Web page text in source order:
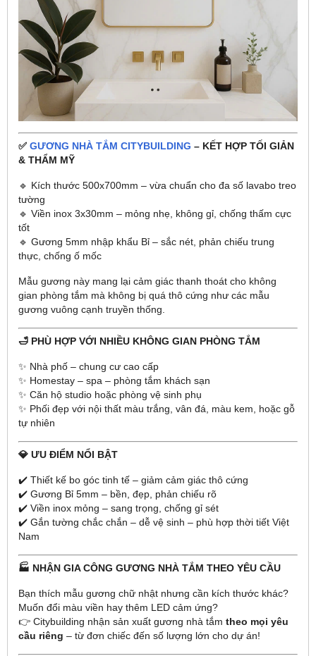
✅ GƯƠNG NHÀ TẮM CITYBUILDING – KẾT HỢP TỐI GIẢN
& THẨM MỸ
🔹 Kích thước 500x700mm – vừa chuẩn cho đa số lavabo treo
tường
🔹 Viền inox 3x30mm – mỏng nhẹ, không gỉ, chống thấm cực
tốt
🔹 Gương 5mm nhập khẩu Bỉ – sắc nét, phản chiếu trung
thực, chống ố mốc
Mẫu gương này mang lại cảm giác thanh thoát cho không
gian phòng tắm mà không bị quá thô cứng như các mẫu
gương vuông cạnh truyền thống.
🛁 PHÙ HỢP VỚI NHIỀU KHÔNG GIAN PHÒNG TẮM
✨ Nhà phố – chung cư cao cấp
✨ Homestay – spa – phòng tắm khách sạn
✨ Căn hộ studio hoặc phòng vệ sinh phụ
✨ Phối đẹp với nội thất màu trắng, vân đá, màu kem, hoặc gỗ
tự nhiên
💎 ƯU ĐIỂM NỔI BẬT
✔️ Thiết kế bo góc tinh tế – giảm cảm giác thô cứng
✔️ Gương Bỉ 5mm – bền, đẹp, phản chiếu rõ
✔️ Viền inox mỏng – sang trọng, chống gỉ sét
✔️ Gắn tường chắc chắn – dễ vệ sinh – phù hợp thời tiết Việt
Nam
🏭 NHẬN GIA CÔNG GƯƠNG NHÀ TẮM THEO YÊU CẦU
Bạn thích mẫu gương chữ nhật nhưng cần kích thước khác?
Muốn đổi màu viền hay thêm LED cảm ứng?
👉 Citybuilding nhận sản xuất gương nhà tắm theo mọi yêu
cầu riêng – từ đơn chiếc đến số lượng lớn cho dự án!